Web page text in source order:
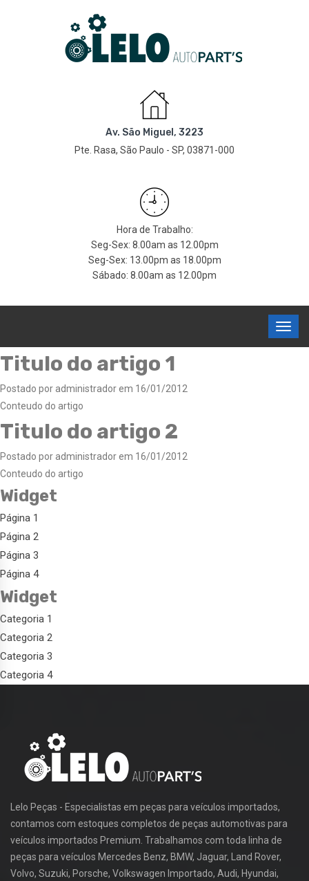
Av. São Miguel, 3223
Pte. Rasa, São Paulo - SP, 03871-000
Hora de Trabalho:
Seg-Sex: 8.00am as 12.00pm
Seg-Sex: 13.00pm as 18.00pm
Sábado: 8.00am as 12.00pm
Titulo do artigo 1
Postado por administrador em 16/01/2012
Conteudo do artigo
Titulo do artigo 2
Postado por administrador em 16/01/2012
Conteudo do artigo
Widget
Página 1
Página 2
Página 3
Página 4
Widget
Categoria 1
Categoria 2
Categoria 3
Categoria 4
Lelo Peças - Especialistas em peças para veículos importados,
contamos com estoques completos de peças automotivas para
veículos importados Premium. Trabalhamos com toda linha de
peças para veículos Mercedes Benz, BMW, Jaguar, Land Rover,
Volvo, Suzuki, Porsche, Volkswagen Importado, Audi, Hyundai,